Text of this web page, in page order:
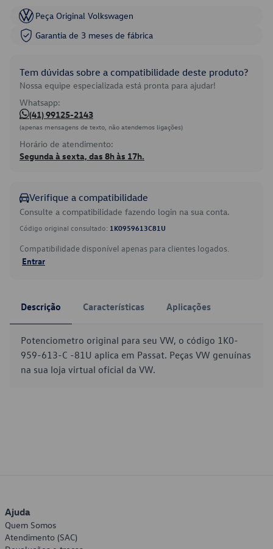
Peça Original Volkswagen
Garantia de 3 meses de fábrica
Tem dúvidas sobre a compatibilidade deste produto?
Nossa equipe especializada está pronta para ajudar!
Whatsapp:
(41) 99125-2143
(apenas mensagens de texto, não atendemos ligações)
Horário de atendimento:
Segunda à sexta, das 8h às 17h.
Verifique a compatibilidade
Consulte a compatibilidade fazendo login na sua conta.
Código original consultado: 1K0959613C81U
Compatibilidade disponível apenas para clientes logados.
Entrar
Descrição Características Aplicações
Potenciometro original para seu VW, o código 1K0-
959-613-C -81U aplica em Passat. Peças VW genuínas
na sua loja virtual oficial da VW.
Ajuda
Quem Somos
Atendimento (SAC)